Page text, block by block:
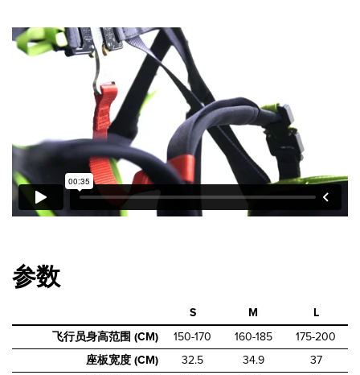
参数
S M
L
飞行员身高范围 (CM)
150-170 160-185
175-200
座板宽度 (CM)
32.5 34.9
37